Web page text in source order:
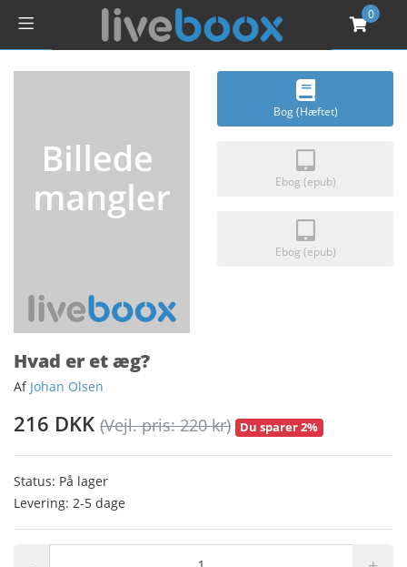
0
Bog (Hæftet)
Ebog (epub)
Ebog (epub)
Hvad er et æg?
Af Johan Olsen
216 DKK (Vejl. pris: 220 kr) Du sparer 2%
Status: På lager
Levering: 2-5 dage